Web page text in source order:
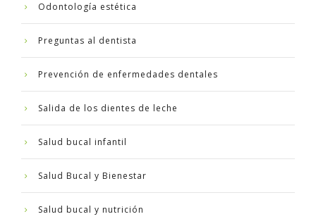
Odontología estética
Preguntas al dentista
Prevención de enfermedades dentales
Salida de los dientes de leche
Salud bucal infantil
Salud Bucal y Bienestar
Salud bucal y nutrición